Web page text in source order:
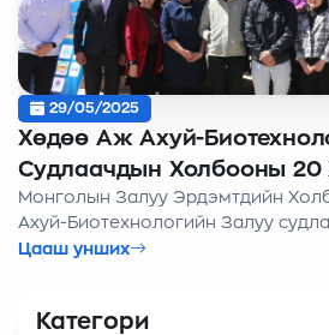
29/05/2025
Хөдөө Аж Ахуй-
Судлаачдын Холбооны
арга хэмжээ
Монголын Залуу Эрдэмтдийн
Ахуй-Биотехнологийн Залуу
холбоо үүсгэн байгуулагдсаны
Судлалын төвд 2025 оны 04-р
Цааш унших
Категори